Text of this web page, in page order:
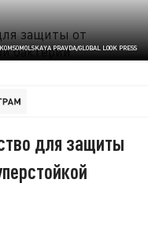
PRAVDA/GLOBAL LOOK PRESS
для защиты